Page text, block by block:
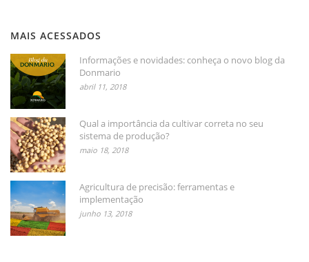
MAIS ACESSADOS
Informações e novidades: conheça o novo blog da
Donmario
abril 11, 2018
Qual a importância da cultivar correta no seu
sistema de produção?
maio 18, 2018
Agricultura de precisão: ferramentas e
implementação
junho 13, 2018